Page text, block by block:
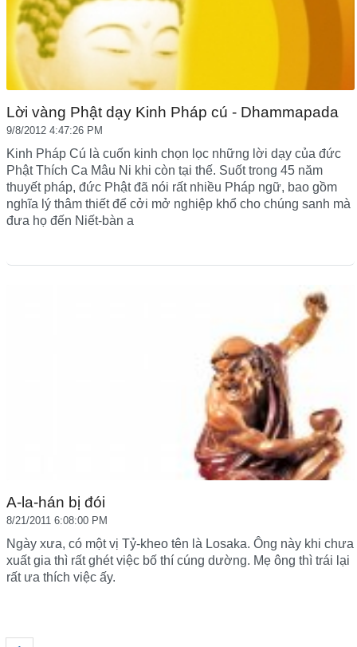
Lời vàng Phật dạy Kinh Pháp cú - Dhammapada
9/8/2012 4:47:26 PM
Kinh Pháp Cú là cuốn kinh chọn lọc những lời dạy của đức
Phật Thích Ca Mâu Ni khi còn tại thế. Suốt trong 45 năm
thuyết pháp, đức Phật đã nói rất nhiều Pháp ngữ, bao gồm
nghĩa lý thâm thiết để cởi mở nghiệp khổ cho chúng sanh mà
đưa họ đến Niết-bàn a
A-la-hán bị đói
8/21/2011 6:08:00 PM
Ngày xưa, có một vị Tỷ-kheo tên là Losaka. Ông này khi chưa
xuất gia thì rất ghét việc bố thí cúng dường. Mẹ ông thì trái lại
rất ưa thích việc ấy.